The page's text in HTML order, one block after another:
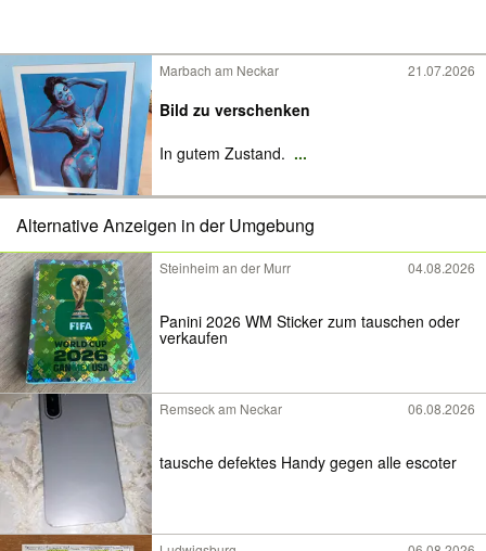
Marbach am Neckar 21.07.2026
Bild zu verschenken
In gutem Zustand. ...
Alternative Anzeigen in der Umgebung
Steinheim an der Murr 04.08.2026
Panini 2026 WM Sticker zum tauschen oder
verkaufen
Remseck am Neckar 06.08.2026
tausche defektes Handy gegen alle escoter